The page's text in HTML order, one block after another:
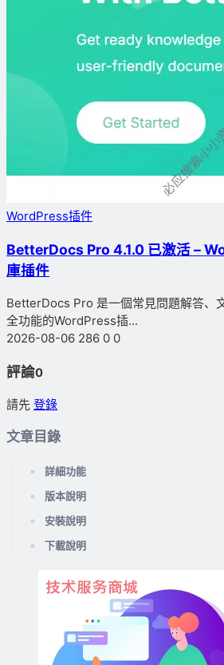
WordPress插件
BetterDocs Pro 4.1.0 已激活 –
庫插件
BetterDocs Pro 是一個常見問題解答、
全功能的WordPress插...
2026-08-06 286 0 0
評論0
請先 登錄
文章目錄
詳細功能
版本說明
安裝說明
下載說明